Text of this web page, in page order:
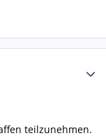
teilzunehmen.